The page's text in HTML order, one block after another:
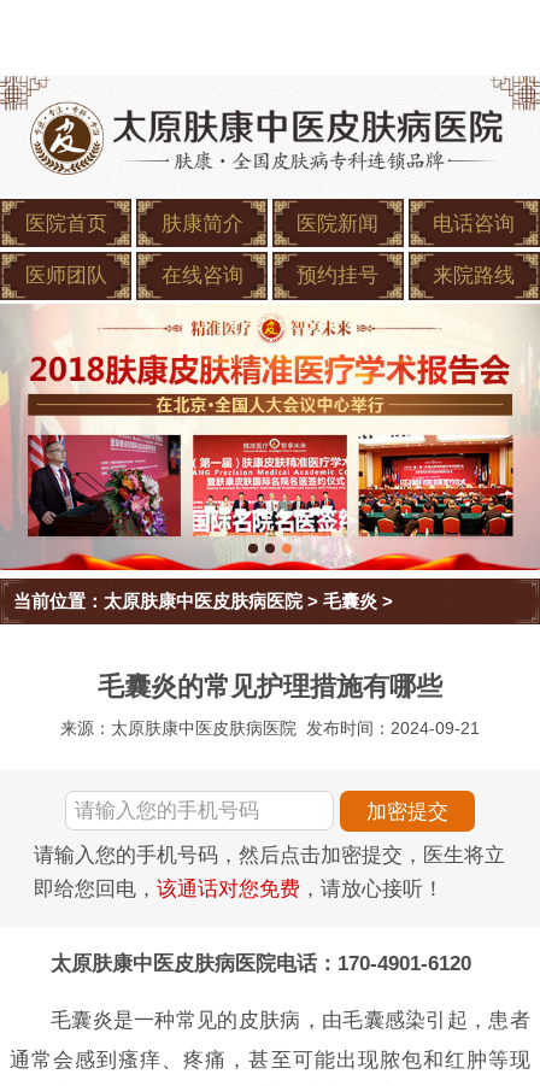
医院首页 肤康简介 医院新闻 电话咨询
医师团队 在线咨询 预约挂号 来院路线
当前位置： 太原肤康中医皮肤病医院>毛囊炎 >
毛囊炎的常见护理措施有哪些
来源：太原肤康中医皮肤病医院 发布时间：2024-09-21
请输入您的手机号码，然后点击加密提交，医生将立
即给您回电， 该通话对您免费 ，请放心接听！
太原肤康中医皮肤病医院电话：170-4901-6120
毛囊炎是一种常见的皮肤病，由毛囊感染引起，患者
通常会感到瘙痒、疼痛，甚至可能出现脓包和红肿等现